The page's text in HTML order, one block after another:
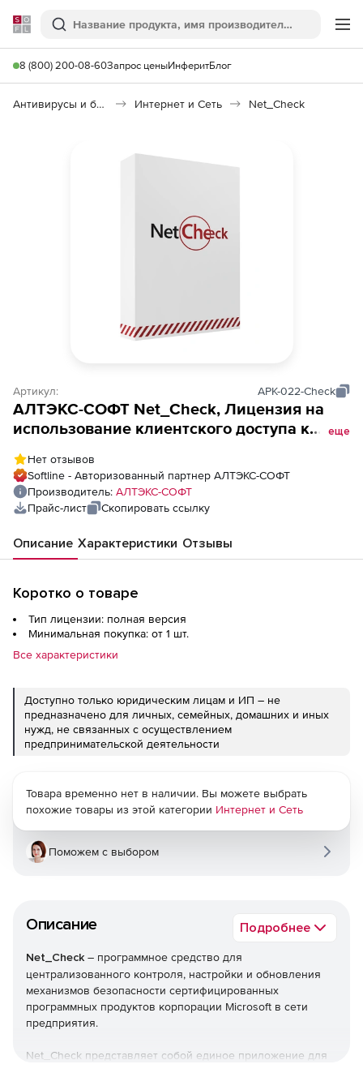
Softline
Поиск
8 (800) 200-08-60Запрос ценыИнферитБлог
Антивирусы и безопасность Интернет и Сеть Net_Check
Артикул: APK-022-Check
АЛТЭКС-СОФТ Net_Check, Лицензия на
использование клиентского доступа к
контроля Net_Check для
сертифицированных продуктов Microsoft
(подключение к серверу, «CAL_ Check»
еще
Нет отзывов
Softline - Авторизованный партнер АЛТЭКС-СОФТ
Производитель: АЛТЭКС-СОФТ
Прайс-лист
Скопировать ссылку
Описание Характеристики Отзывы
Коротко о товаре
Тип лицензии: полная версия
Минимальная покупка: от 1 шт.
Все характеристики
Доступно только юридическим лицам и ИП – не
предназначено для личных, семейных, домашних и иных
нужд, не связанных с осуществлением
предпринимательской деятельности
Описание Подробнее
Net_Check – программное средство для
централизованного контроля, настройки и обновления
механизмов безопасности сертифицированных
программных продуктов корпорации Microsoft в сети
предприятия.
Net_Check представляет собой единое приложение для
Товара временно нет в наличии. Вы можете выбрать
похожие товары из этой категории Интернет и Сеть
Поможем с выбором